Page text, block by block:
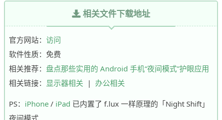
相关文件下载地址
官方网站： 访问
软件性质：免费
相关推荐： 盘点那些实用的 Android 手机“夜间模式”护眼应用
相关链接： 显示器相关 | 办公相关
PS： iPhone / iPad 已内置了 f.lux 一样原理的「Night Shift」